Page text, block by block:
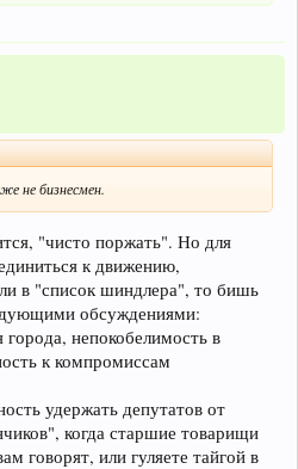
не бизнесмен.
"чисто поржать". Но для
к движению,
в "список шиндлера", то бишь
обсуждениями:
города, непокобелимость в
к компромиссам
удержать депутатов от
когда старшие товарищи
говорят, или гуляете тайгой в